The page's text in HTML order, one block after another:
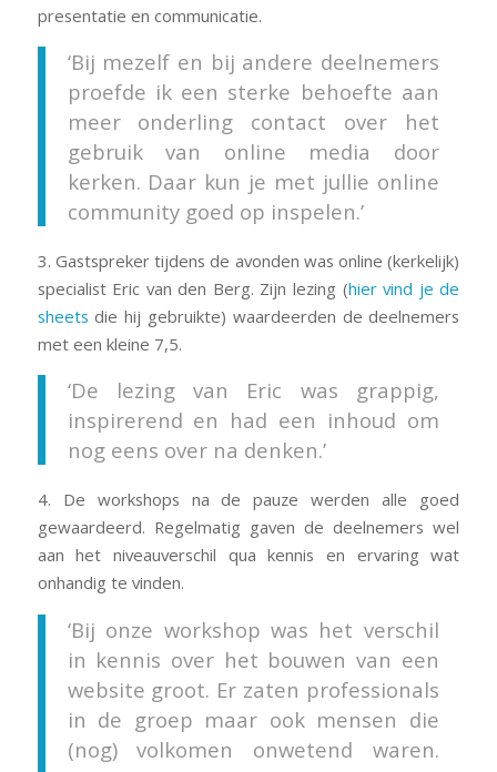
presentatie en communicatie.
‘Bij mezelf en bij andere deelnemers
proefde ik een sterke behoefte aan
meer onderling contact over het
gebruik van online media door
kerken. Daar kun je met jullie online
community goed op inspelen.’
3. Gastspreker tijdens de avonden was online (kerkelijk)
specialist Eric van den Berg. Zijn lezing (hier vind je de
sheets die hij gebruikte) waardeerden de deelnemers
met een kleine 7,5.
‘De lezing van Eric was grappig,
inspirerend en had een inhoud om
nog eens over na denken.’
4. De workshops na de pauze werden alle goed
gewaardeerd. Regelmatig gaven de deelnemers wel
aan het niveauverschil qua kennis en ervaring wat
onhandig te vinden.
‘Bij onze workshop was het verschil
in kennis over het bouwen van een
website groot. Er zaten professionals
in de groep maar ook mensen die
(nog) volkomen onwetend waren.